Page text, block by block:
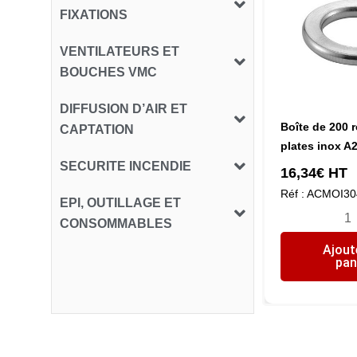
FIXATIONS
VENTILATEURS ET
BOUCHES VMC
DIFFUSION D’AIR ET
CAPTATION
SECURITE INCENDIE
EPI, OUTILLAGE ET
CONSOMMABLES
Boîte de 200
plates inox
16,34€ HT
Réf :
de
Boîte